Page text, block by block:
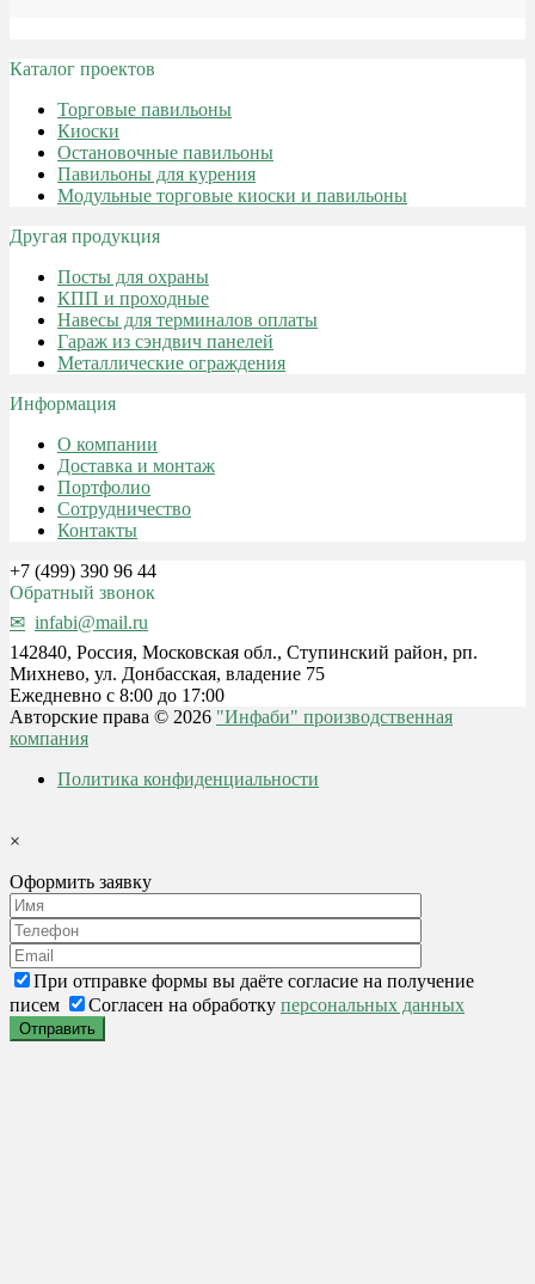
Каталог проектов
Торговые павильоны
Киоски
Остановочные павильоны
Павильоны для курения
Модульные торговые киоски и павильоны
Другая продукция
Посты для охраны
КПП и проходные
Навесы для терминалов оплаты
Гараж из сэндвич панелей
Металлические ограждения
Информация
О компании
Доставка и монтаж
Портфолио
Сотрудничество
Контакты
+7 (499) 390 96 44
Обратный звонок
infabi@mail.ru
142840, Россия, Московская обл., Ступинский район, рп.
Михнево, ул. Донбасская, владение 75
Ежедневно с 8:00 до 17:00
Авторские права © 2026 "Инфаби" производственная
компания
Политика конфиденциальности
×
Оформить заявку
При отправке формы вы даёте согласие на получение
писем
Согласен на обработку персональных данных